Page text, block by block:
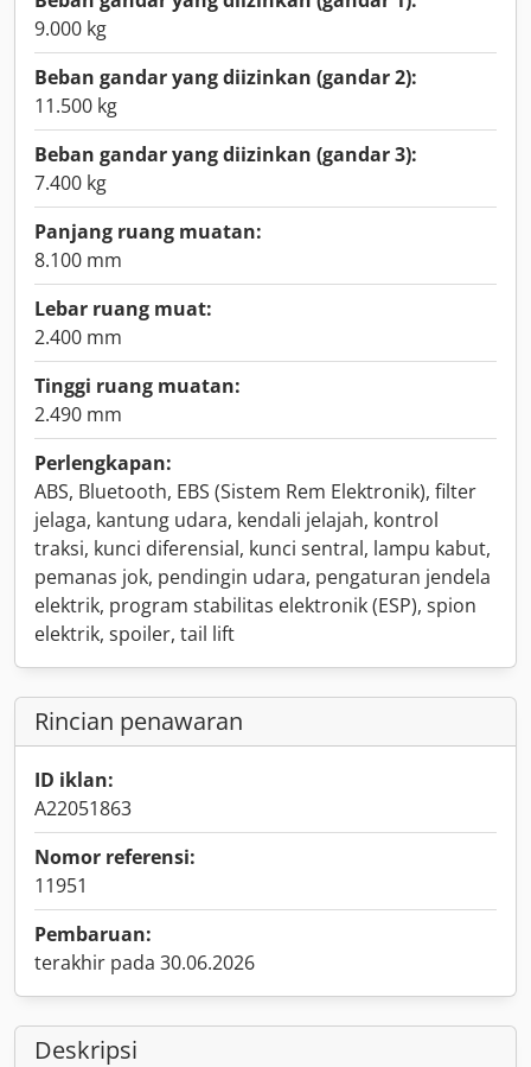
9.000 kg
Beban gandar yang diizinkan (gandar 2):
11.500 kg
Beban gandar yang diizinkan (gandar 3):
7.400 kg
Panjang ruang muatan:
8.100 mm
Lebar ruang muat:
2.400 mm
Tinggi ruang muatan:
2.490 mm
Perlengkapan:
ABS, Bluetooth, EBS (Sistem Rem Elektronik), filter
jelaga, kantung udara, kendali jelajah, kontrol
traksi, kunci diferensial, kunci sentral, lampu kabut,
pemanas jok, pendingin udara, pengaturan jendela
elektrik, program stabilitas elektronik (ESP), spion
elektrik, spoiler, tail lift
Rincian penawaran
ID iklan:
A22051863
Nomor referensi:
11951
Pembaruan:
terakhir pada 30.06.2026
Deskripsi